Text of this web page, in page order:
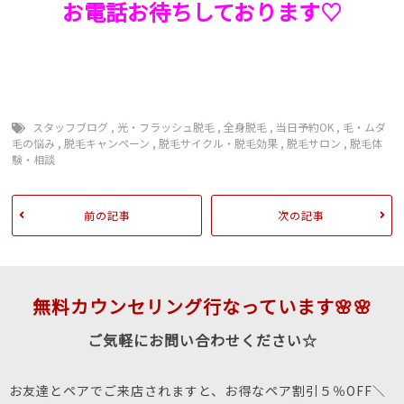
お電話お待ちしております♡
スタッフブログ , 光・フラッシュ脱毛 ,全身脱毛 , 当日予約OK , 毛・ムダ
毛の悩み ,脱毛キャンペーン ,脱毛サイクル・脱毛効果 ,脱毛サロン ,脱毛体
験・相談
前の記事 次の記事
無料カウンセリング行なっています🌸🌸
ご気軽にお問い合わせください☆
お友達とペアでご来店されますと、お得なペア割引５％OFF＼